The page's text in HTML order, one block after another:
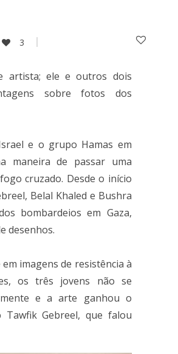
3
artista; ele e outros dois
sobre fotos dos
e o grupo Hamas em
maneira de passar uma
cruzado. Desde o início
Belal Khaled e Bushra
bombardeios em Gaza,
desenhos.
imagens de resistência à
os três jovens não se
e a arte ganhou o
Tawfik Gebreel, que falou